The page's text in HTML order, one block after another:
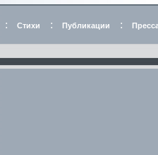
: Стихи : Публикации :